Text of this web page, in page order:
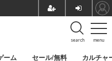
menu
search
ーム セール/無料 カルチャ